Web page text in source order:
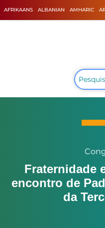
AFRIKAANS ALBANIAN AMHARIC
Fraternidade
encontro de
da